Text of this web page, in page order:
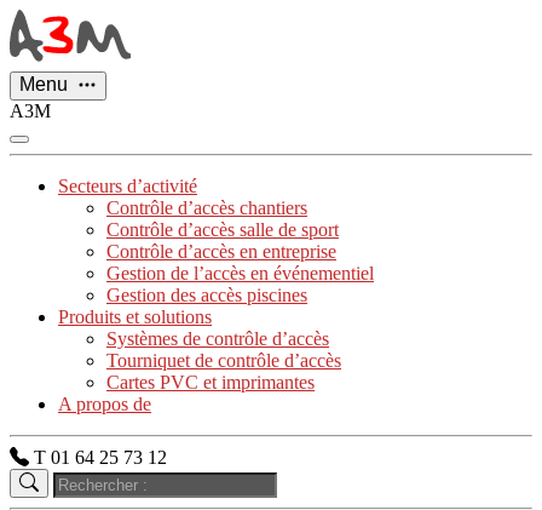
Menu
A3M
Secteurs d’activité
Contrôle d’accès chantiers
Contrôle d’accès salle de sport
Contrôle d’accès en entreprise
Gestion de l’accès en événementiel
Gestion des accès piscines
Produits et solutions
Systèmes de contrôle d’accès
Tourniquet de contrôle d’accès
Cartes PVC et imprimantes
A propos de
T 01 64 25 73 12
Panneau de gestion des cookies